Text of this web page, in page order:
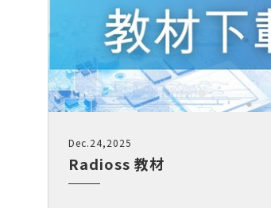
【AI大數據分析】系列 3 ：馬達轉子
溫度預測
【AI大數據分析】系列 4：傳統與AI預
測模型之比較ROM與romAI
【AI大數據分析】系列 7：神奇的三維
最佳化分析技術｜Altair ExpertAI
【AI大數據分析】系列 8：以AI神奇的
預測CAE結果｜Altair PhysicsAI
【nanoFluidX 】Altair nanoFluidX
Dec.24,2025
Radioss 教材